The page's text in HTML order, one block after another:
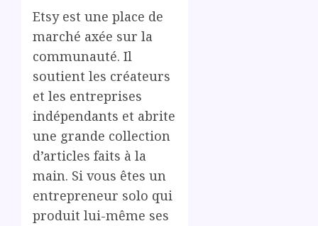
Etsy est une place de
marché axée sur la
communauté. Il
soutient les créateurs
et les entreprises
indépendants et abrite
une grande collection
d’articles faits à la
main. Si vous êtes un
entrepreneur solo qui
produit lui-même ses